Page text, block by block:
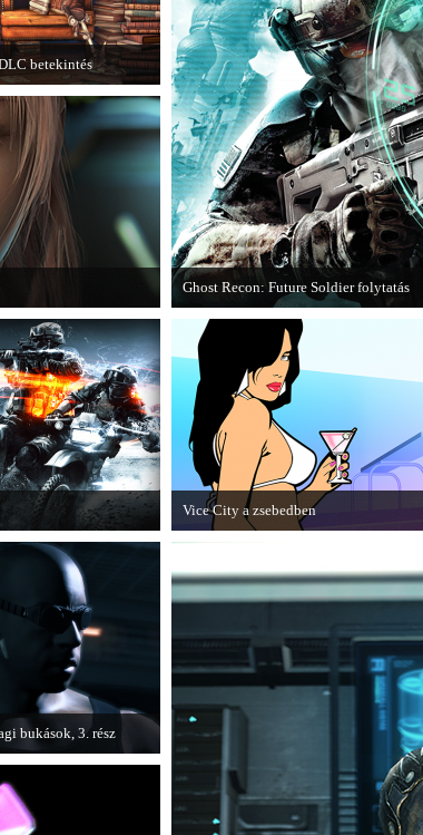
betekintés
érkezik a a Sir
Game Hunt DLC a
Ghost Recon: Future Soldier folytatás
Több jel is utal arra, hogy készülőben
epizódja.
hivatalos videója.
infó kiderül a
End Game
Vice City a zsebedben
Editionről készített tesztet a PC Guru.
bukások, 3. rész
utolsó részét